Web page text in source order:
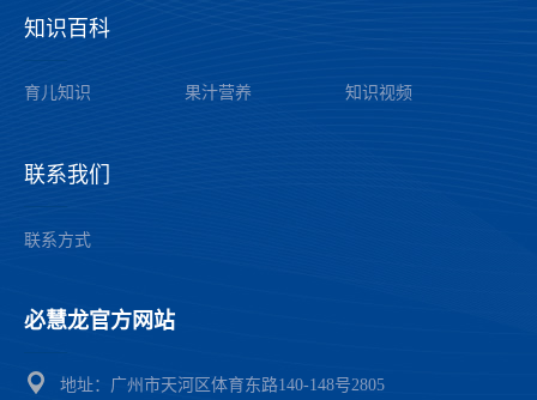
知识百科
育儿知识
果汁营养 知识视频
联系我们
联系方式
必慧龙官方网站
地址：广州市天河区体育东路140-148号2805